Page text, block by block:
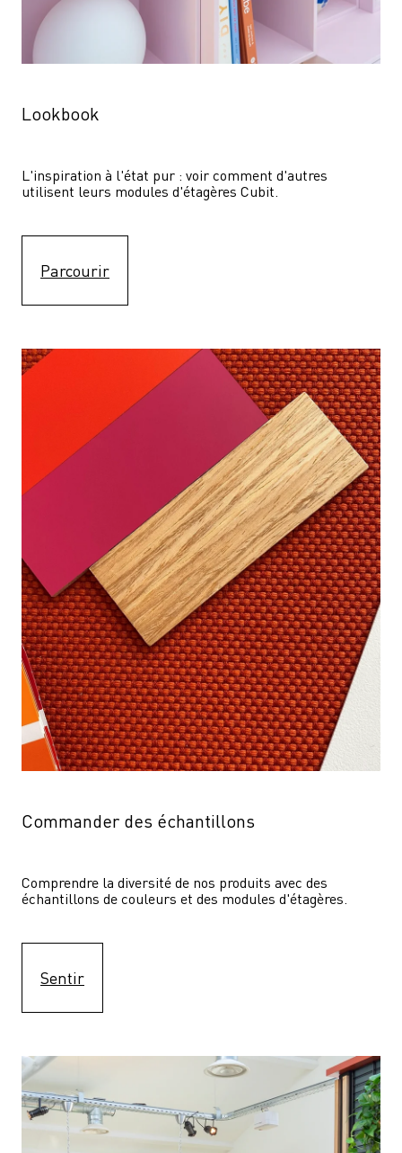
Lookbook
L'inspiration à l'état pur : voir comment d'autres
utilisent leurs modules d'étagères Cubit.
Parcourir
Commander des échantillons
Comprendre la diversité de nos produits avec des
échantillons de couleurs et des modules d'étagères.
Sentir